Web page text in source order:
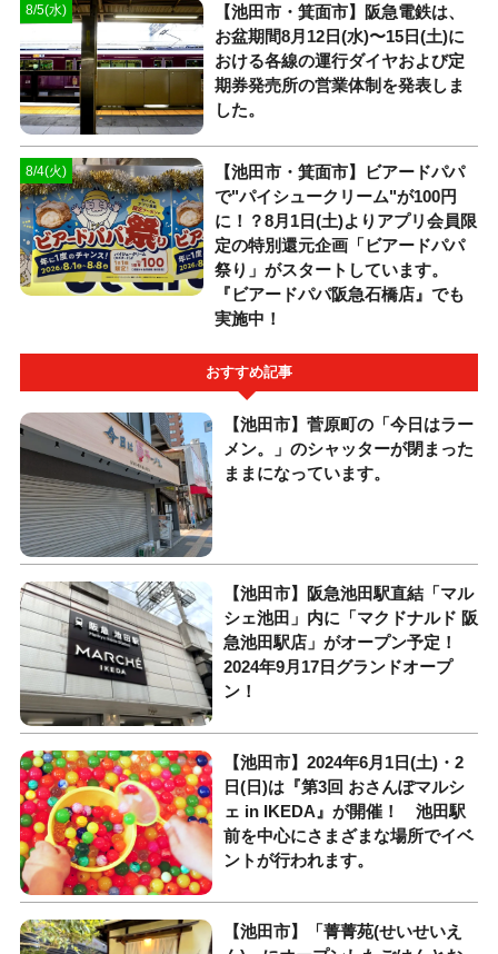
8/5(水)
【池田市・箕面市】阪急電鉄は、
お盆期間8月12日(水)〜15日(土)に
おける各線の運行ダイヤおよび定
期券発売所の営業体制を発表しま
した。
8/4(火)
【池田市・箕面市】ビアードパパ
で"パイシュークリーム"が100円
に！？8月1日(土)よりアプリ会員限
定の特別還元企画「ビアードパパ
祭り」がスタートしています。
『ビアードパパ阪急石橋店』でも
実施中！
おすすめ記事
【池田市】菅原町の「今日はラー
メン。」のシャッターが閉まった
ままになっています。
【池田市】阪急池田駅直結「マル
シェ池田」内に「マクドナルド 阪
急池田駅店」がオープン予定！
2024年9月17日グランドオープ
ン！
【池田市】2024年6月1日(土)・2
日(日)は『第3回 おさんぽマルシ
ェ in IKEDA』が開催！ 池田駅
前を中心にさまざまな場所でイベ
ントが行われます。
【池田市】「菁菁苑(せいせいえ